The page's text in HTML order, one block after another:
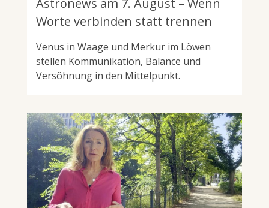
Worte verbinden statt trennen
Venus in Waage und Merkur im Löwen
stellen Kommunikation, Balance und
Versöhnung in den Mittelpunkt.